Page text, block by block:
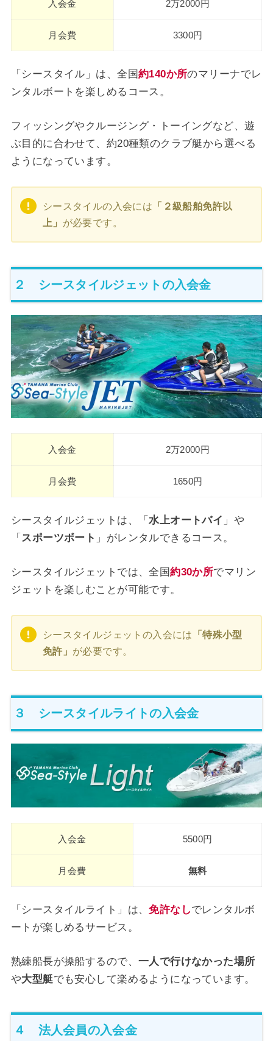
入会金 2万2000円
月会費 3300円
「シースタイル」は、全国約140か所のマリーナでレ
ンタルボートを楽しめるコース。
フィッシングやクルージング・トーイングなど、遊
ぶ目的に合わせて、約20種類のクラブ艇から選べる
ようになっています。
シースタイルの入会には 「２級船舶免許以
上」 が必要です。
２ シースタイルジェットの入会金
入会金 2万2000円
月会費 1650円
シースタイルジェットは、「水上オートバイ 」や
「 スポーツボート 」がレンタルできるコース。
シースタイルジェットでは、全国約30か所でマリン
ジェットを楽しむことが可能です。
シースタイルジェットの入会には
「特殊小型
免許」 が必要です。
３ シースタイルライトの入会金
入会金 5500円
月会費 無料
「シースタイルライト」は、免許なしでレンタルボ
ートが楽しめるサービス。
熟練船長が操船するので、 一人で行けなかった場所
や大型艇でも安心して楽めるようになっています。
４ 法人会員の入会金